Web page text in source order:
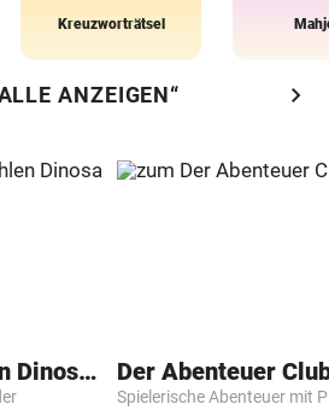
Kreuzworträtsel
ANZEIGEN“ chevron_right
Malen nach Zahlen Dinosaurier Der Abenteuer
Spielerische Abenteuer mit